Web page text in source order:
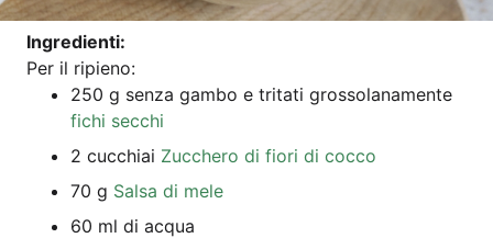
Ingre­di­en­ti:
Per il ripieno:
250 g sen­za gam­bo e tri­ta­ti grosso­l­a­na­men­te
fichi sec­chi
2 cuc­chi­ai Zuc­che­ro di fio­ri di cocco
70 g Sal­sa di mele
60 ml di acqua